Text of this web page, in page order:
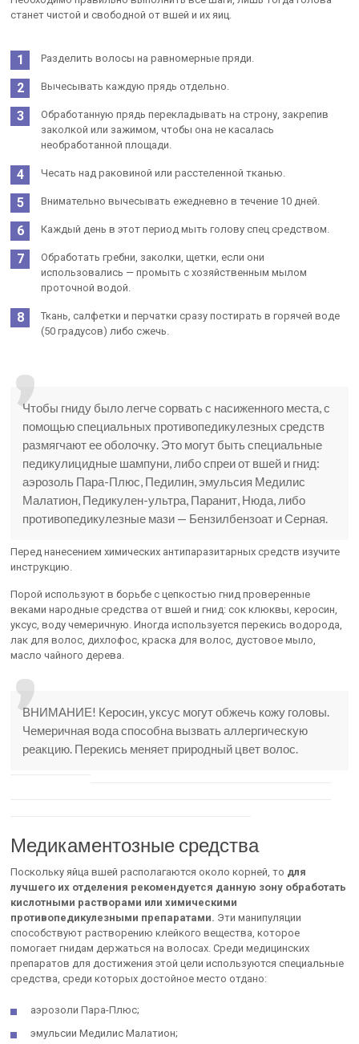
станет чистой и свободной от вшей и их яиц.
Разделить волосы на равномерные пряди.
Вычесывать каждую прядь отдельно.
Обработанную прядь перекладывать на строну, закрепив
заколкой или зажимом, чтобы она не касалась
необработанной площади.
Чесать над раковиной или расстеленной тканью.
Внимательно вычесывать ежедневно в течение 10 дней.
Каждый день в этот период мыть голову спец средством.
Обработать гребни, заколки, щетки, если они
использовались — промыть с хозяйственным мылом
проточной водой.
Ткань, салфетки и перчатки сразу постирать в горячей воде
(50 градусов) либо сжечь.
Чтобы гниду было легче сорвать с насиженного места, с
помощью специальных противопедикулезных средств
размягчают ее оболочку. Это могут быть специальные
педикулицидные шампуни, либо спреи от вшей и гнид:
аэрозоль Пара-Плюс, Педилин, эмульсия Медилис
Малатион, Педикулен-ультра, Паранит, Нюда, либо
противопедикулезные мази — Бензилбензоат и Серная.
Перед нанесением химических антипаразитарных средств изучите
инструкцию.
Порой используют в борьбе с цепкостью гнид проверенные
веками народные средства от вшей и гнид: сок клюквы, керосин,
уксус, воду чемеричную. Иногда используется перекись водорода,
лак для волос, дихлофос, краска для волос, дустовое мыло,
масло чайного дерева.
ВНИМАНИЕ! Керосин, уксус могут обжечь кожу головы.
Чемеричная вода способна вызвать аллергическую
реакцию. Перекись меняет природный цвет волос.
Медикаментозные средства
Поскольку яйца вшей располагаются около корней, то для
лучшего их отделения рекомендуется данную зону обработать
кислотными растворами или химическими
противопедикулезными препаратами. Эти манипуляции
способствуют растворению клейкого вещества, которое
помогает гнидам держаться на волосах. Среди медицинских
препаратов для достижения этой цели используются специальные
средства, среди которых достойное место отдано:
аэрозоли Пара-Плюс;
эмульсии Медилис Малатион;